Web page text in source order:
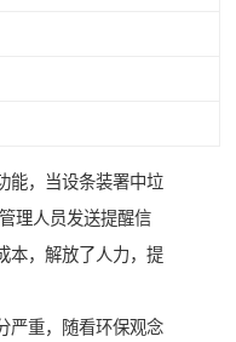
能，当设条装署中垃
理人员发送提醒信
本，解放了人力，提
严重，随看环保观念